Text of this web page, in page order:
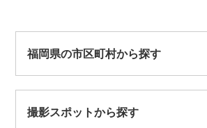
福岡県の市区町村から探す
撮影スポットから探す